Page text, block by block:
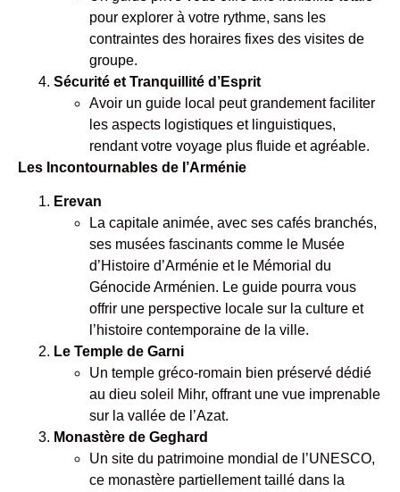
pour explorer à votre rythme, sans les
contraintes des horaires fixes des visites de
groupe.
Sécurité et Tranquillité d’Esprit
Avoir un guide local peut grandement faciliter
les aspects logistiques et linguistiques,
rendant votre voyage plus fluide et agréable.
Les Incontournables de l’Arménie
Erevan
La capitale animée, avec ses cafés branchés,
ses musées fascinants comme le Musée
d’Histoire d’Arménie et le Mémorial du
Génocide Arménien. Le guide pourra vous
offrir une perspective locale sur la culture et
l’histoire contemporaine de la ville.
Le Temple de Garni
Un temple gréco-romain bien préservé dédié
au dieu soleil Mihr, offrant une vue imprenable
sur la vallée de l’Azat.
Monastère de Geghard
Un site du patrimoine mondial de l’UNESCO,
ce monastère partiellement taillé dans la